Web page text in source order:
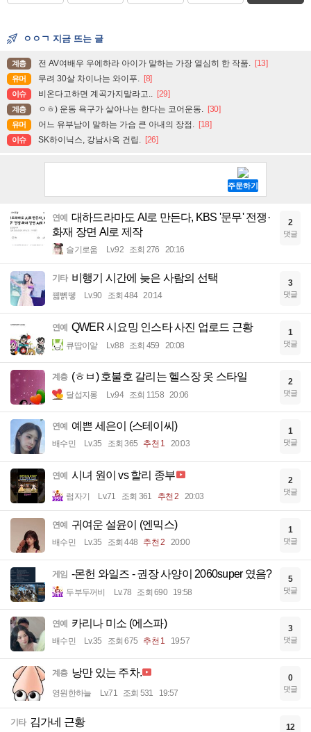
ㅇㅇㄱ 지금 뜨는 글
계층 전 AV여배우 우에하라 아이가 말하는 가장 열심히 한 작품. [13]
유머 무려 30살 차이나는 와이푸. [8]
이슈 비온다고하면 계곡가지말라고.. [29]
계층 ㅇㅎ) 운동 욕구가 살아나는 한다는 코어운동. [30]
유머 어느 유부남이 말하는 가슴 큰 아내의 장점. [18]
이슈 SK하이닉스, 강남사옥 건립. [26]
연예
대하드라마도 AI로 만든다, KBS '문무' 전쟁·
화재 장면 AI로 제작
슬기로움 Lv.92 조회 276 20:16
2
댓글
기타 비행기 시간에 늦은 사람의 선택
꿻뻵뗗 Lv.90 조회 484 20:14
3
댓글
연예 QWER 시요밍 인스타 사진 업로드 근황
큐땁이알 Lv.88 조회 459 20:08
1
댓글
계층 (ㅎㅂ) 호불호 갈리는 헬스장 옷 스타일
달섭지롱 Lv.94 조회 1158 20:06
2
댓글
연예 예쁜 세은이 (스테이씨)
배수민 Lv.35 조회 365 추천 1 20:03
1
댓글
연예 시녀 원이 vs 할리 종부
럼자기 Lv.71 조회 361 추천 2 20:03
2
댓글
연예 귀여운 설윤이 (엔믹스)
배수민 Lv.35 조회 448 추천 2 20:00
1
댓글
게임 -몬헌 와일즈 - 권장 사양이 2060super 였음?
두부두꺼비 Lv.78 조회 690 19:58
5
댓글
연예 카리나 미소 (에스파)
배수민 Lv.35 조회 675 추천 1 19:57
3
댓글
계층 낭만 있는 주차.
영원한하늘 Lv.71 조회 531 19:57
0
댓글
기타 김가네 근황 12